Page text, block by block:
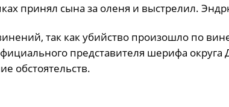
принял сына за оленя и выстрелил.
так как убийство произошло по
представителя шерифа округа
обстоятельств.